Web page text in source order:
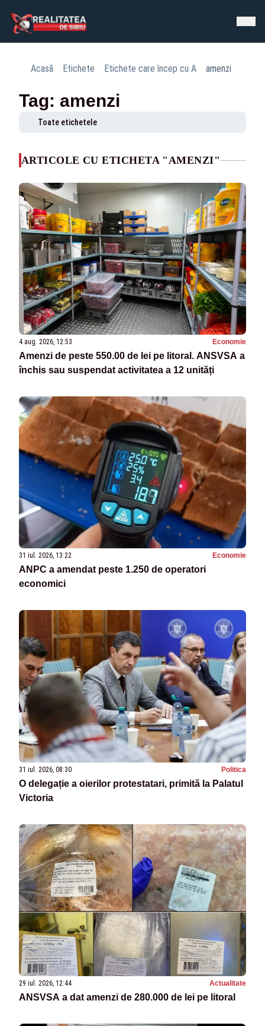
Acasă Etichete Etichete care încep cu A amenzi
Tag: amenzi
Toate etichetele
ARTICOLE CU ETICHETA "AMENZI"
4 aug. 2026, 12:53 Economie
Amenzi de peste 550.00 de lei pe litoral. ANSVSA a
închis sau suspendat activitatea a 12 unități
31 iul. 2026, 13:22 Economie
ANPC a amendat peste 1.250 de operatori
economici
31 iul. 2026, 08:30 Politica
O delegație a oierilor protestatari, primită la Palatul
Victoria
29 iul. 2026, 12:44 Actualitate
ANSVSA a dat amenzi de 280.000 de lei pe litoral